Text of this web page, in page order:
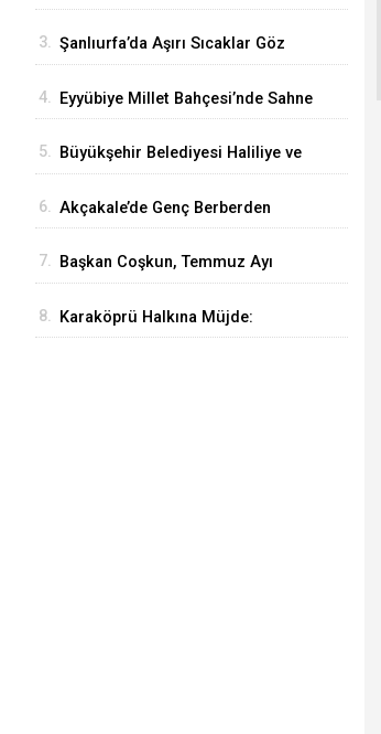
3. Şanlıurfa’da Aşırı Sıcaklar Göz
4. Eyyübiye Millet Bahçesi’nde Sahne
5. Büyükşehir Belediyesi Haliliye ve
Asfaltlıyor
6. Akçakale’de Genç Berberden
7. Başkan Coşkun, Temmuz Ayı
Değerlendirdi
8. Karaköprü Halkına Müjde: